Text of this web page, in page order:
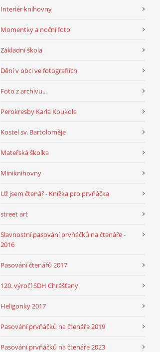
Interiér knihovny
Momentky a noční foto
Základní škola
Dění v obci ve fotografiích
Foto z archivu...
Perokresby Karla Koukola
Kostel sv. Bartoloměje
Mateřská školka
Miniknihovny
Už jsem čtenář - Knížka pro prvňáčka
street art
Slavnostní pasování prvňáčků na čtenáře -
2016
Pasování čtenářů 2017
120. výročí SDH Chrášťany
Heligonky 2017
Pasování prvňáčků na čtenáře 2019
Pasování prvňáčků na čtenáře 2023